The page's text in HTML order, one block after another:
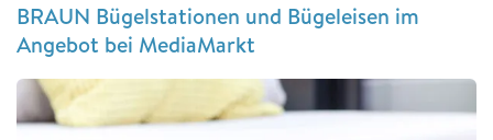
BRAUN Bügelstationen und Bügeleisen im
Angebot bei MediaMarkt